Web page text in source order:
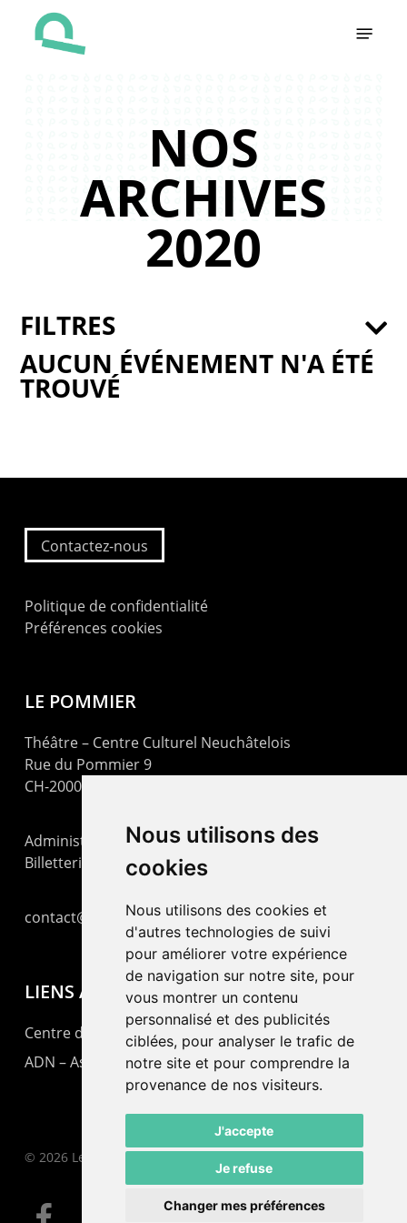
Nous utilisons des
cookies
Nous utilisons des cookies et
d'autres technologies de suivi
pour améliorer votre expérience
de navigation sur notre site, pour
vous montrer un contenu
personnalisé et des publicités
ciblées, pour analyser le trafic de
notre site et pour comprendre la
provenance de nos visiteurs.
J'accepte
Je refuse
Changer mes préférences
NOS
ARCHIVES
2020
AUCUN ÉVÉNEMENT N'A ÉTÉ
TROUVÉ
FILTRES
Contactez-nous
Politique de confidentialité
Préférences cookies
LE POMMIER
Théâtre – Centre Culturel Neuchâtelois
Rue du Pommier 9
CH-2000 Neuchâtel
Administration : +41 32 725 03 03
Billetterie : +41 32 725 05 05
contact@lepommier.ch
LIENS AMIS
Centre de culture ABC
ADN – Association Danse Neuchâtel
© 2026 Le Pommier.
facebook email